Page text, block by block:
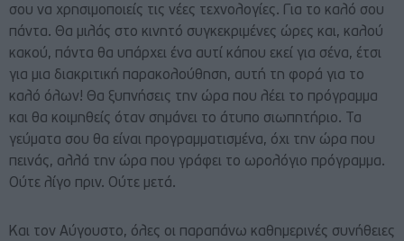
σου να χρησιμοποιείς τις νέες τεχνολογίες. Για το καλό σου
πάντα. Θα μιλάς στο κινητό συγκεκριμένες ώρες και, καλού
κακού, πάντα θα υπάρχει ένα αυτί κάπου εκεί για σένα, έτσι
για μια διακριτική παρακολούθηση, αυτή τη φορά για το
καλό όλων! Θα ξυπνήσεις την ώρα που λέει το πρόγραμμα
και θα κοιμηθείς όταν σημάνει το άτυπο σιωπητήριο. Τα
γεύματα σου θα είναι προγραμματισμένα, όχι την ώρα που
πεινάς, αλλά την ώρα που γράφει το ωρολόγιο πρόγραμμα.
Ούτε λίγο πριν. Ούτε μετά.
Και τον Αύγουστο, όλες οι παραπάνω καθημερινές συνήθειες